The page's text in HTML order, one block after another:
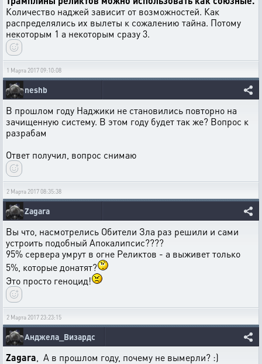
Количество наджей зависит от возможностей. Как
распределялись их вылеты к сожалению тайна. Потому
некоторым 1 а некоторым сразу 3.
1 Марта 2017 09:10:08
neshb
В прошлом году Наджики не становились повторно на
зачищенную систему. В этом году будет так же? Вопрос к
разрабам
Ответ получил, вопрос снимаю
2 Марта 2017 08:35:38
Zagara
Вы что, насмотрелись Обители Зла раз решили и сами
устроить подобный Апокалипсис????
95% сервера умрут в огне Реликтов - а выживет только
5%, которые донатят?
Это просто геноцид!
2 Марта 2017 23:23:15
Анджела_Визардс
Zagara , А в прошлом году, почему не вымерли? :)